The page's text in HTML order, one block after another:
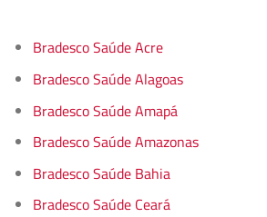
Bradesco Saúde Acre
Bradesco Saúde Alagoas
Bradesco Saúde Amapá
Bradesco Saúde Amazonas
Bradesco Saúde Bahia
Bradesco Saúde Ceará